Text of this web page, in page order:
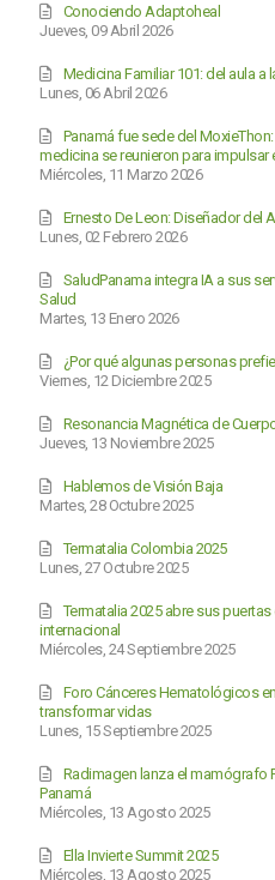
Jueves, 09 Abril 2026
Conociendo Adaptoheal
Lunes, 06 Abril 2026
Medicina Familiar 101: del aula a
Miércoles, 11 Marzo 2026
Panamá fue sede del
medicina se reunieron para
Lunes, 02 Febrero 2026
Ernesto De Leon: Diseñador del
Martes, 13 Enero 2026
SaludPanama integra IA a sus
Salud
Viernes, 12 Diciembre 2025
¿Por qué algunas personas
Jueves, 13 Noviembre 2025
Resonancia Magnética de
Martes, 28 Octubre 2025
Hablemos de Visión Baja
Lunes, 27 Octubre 2025
Termatalia Colombia 2025
Miércoles, 24 Septiembre 2025
Termatalia 2025 abre sus
internacional
Lunes, 15 Septiembre 2025
Foro Cánceres Hematológicos
transformar vidas
Miércoles, 13 Agosto 2025
Radimagen lanza el mamógrafo
Panamá
Miércoles, 13 Agosto 2025
Ella Invierte Summit 2025